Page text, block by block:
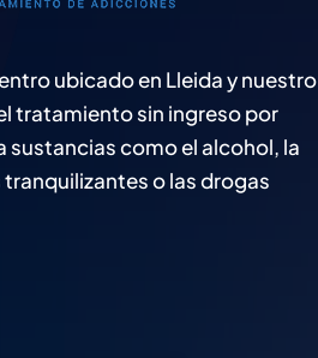
ubicado en Lleida y nuestro
tratamiento sin ingreso por
sustancias como el alcohol, la
o las drogas